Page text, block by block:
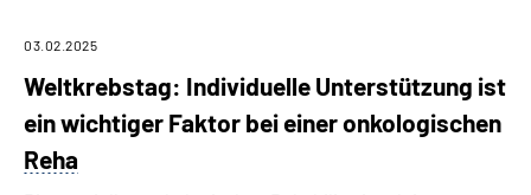
Weltkrebstag: Individuelle Unterstützung ist
ein wichtiger Faktor bei einer onkologischen
Reha
03.02.2025